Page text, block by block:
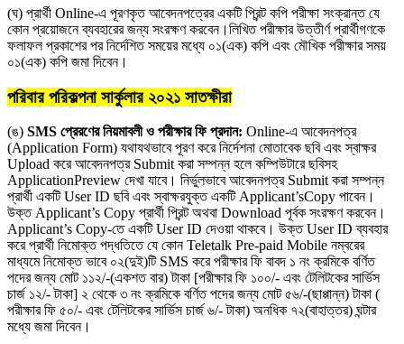
(ঘ) প্রার্থী Online-এ পূরণকৃত আবেদনপত্রের একটি প্রিন্ট কপি পরীক্ষা সংক্রান্ত যে
কোন প্রয়ােজনে ব্যবহারের জন্য সংরক্ষণ করবেন।লিখিত পরীক্ষার উত্তীর্ণ প্রার্থীগণকে
ফলাফল প্রকাশের পর নির্দেশিত সময়ের মধ্যে ০১(এক) কপি এবং মৌখিক পরীক্ষার সময়
০১(এক) কপি জমা দিবেন।
পরিবার পরিকল্পনা সার্কুলার ২০২১ সাতক্ষীরা
(ঙ) SMS প্রেরণের নিয়মাবলী ও পরীক্ষার ফি প্রদান: Online-এ আবেদনপত্র
(Application Form) যথাযথভাবে পূরণ করে নির্দেশনা মােতাবেক ছবি এবং স্বাক্ষর
Upload করে আবেদনপত্র Submit করা সম্পন্ন হলে কম্পিউটারে ছবিসহ
ApplicationPreview দেখা যাবে। নির্ভুলভাবে আবেদনপত্র Submit করা সম্পন্ন
প্রার্থী একটি User ID ছবি এবং স্বাক্ষরযুক্ত একটি Applicant’sCopy পাবেন।
উক্ত Applicant’s Copy প্রার্থী প্রিন্ট অথবা Download পূর্বক সংরক্ষণ করবেন।
Applicant’s Copy-তে একটি User ID দেওয়া থাকবে। উক্ত User ID ব্যবহার
করে প্রার্থী নিমোক্ত পদ্ধতিতে যে কোন Teletalk Pre-paid Mobile নম্বরের
মাধ্যমে নিমোক্ত ভাবে ০২(দুই)টি SMS করে পরীক্ষার ফি বাবদ ১ নং ক্রমিকে বর্ণিত
পদের জন্য মােট ১১২/-(একশত বার) টাকা [পরীক্ষার ফি ১০০/- এবং টেলিটকের সার্ভিস
চার্জ ১২/- টাকা] ২ থেকে ৩ নং ক্রমিকে বর্ণিত পদের জন্য মােট ৫৬/-(ছাপ্পান্ন) টাকা (
পরীক্ষার ফি ৫০/- এবং টেলিটকের সার্ভিস চার্জ ৬/- টাকা) অনধিক ৭২(বাহাত্তর) ঘন্টার
মধ্যে জমা দিবেন।